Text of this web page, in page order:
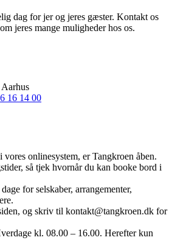
dag for jer og jeres gæster. Kontakt os
jeres mange muligheder hos os.
16 14 00
onlinesystem, er Tangkroen åben.
så tjek hvornår du kan booke bord i
for selskaber, arrangementer,
og skriv til kontakt@tangkroen.dk for
kl. 08.00 – 16.00. Herefter kun